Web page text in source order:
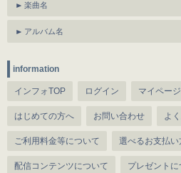
楽曲名
アルバム名
information
インフォTOP ログイン マイページ
はじめての方へ お問い合わせ よ
ご利用料金等について 選べるお支払い
配信コンテンツについて プレゼントに